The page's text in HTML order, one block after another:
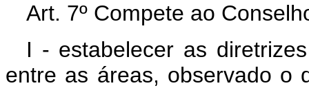
Art. 7º Compete ao
I - estabelecer as
entre as áreas, observado o